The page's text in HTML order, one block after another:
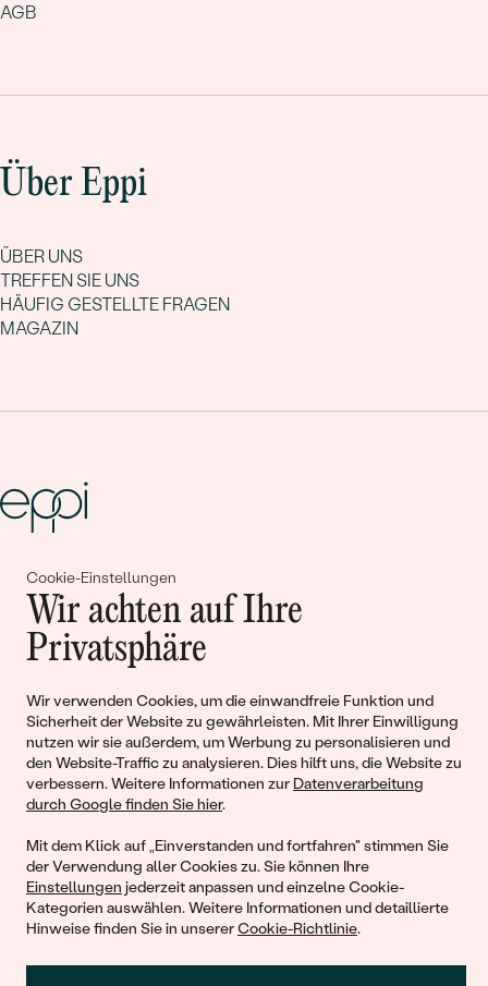
Cookie-Einstellungen
Wir achten auf Ihre
Privatsphäre
Wir verwenden Cookies, um die einwandfreie Funktion und
Sicherheit der Website zu gewährleisten. Mit Ihrer Einwilligung
nutzen wir sie außerdem, um Werbung zu personalisieren und
den Website-Traffic zu analysieren. Dies hilft uns, die Website zu
verbessern. Weitere Informationen zur Datenverarbeitung
durch Google finden Sie hier.
Mit dem Klick auf „Einverstanden und fortfahren" stimmen Sie
der Verwendung aller Cookies zu. Sie können Ihre
Einstellungen jederzeit anpassen und einzelne Cookie-
Kategorien auswählen. Weitere Informationen und detaillierte
Hinweise finden Sie in unsererCookie-Richtlinie.
AGB
Über Eppi
ÜBER UNS
TREFFEN SIE UNS
HÄUFIG GESTELLTE FRAGEN
MAGAZIN
Gemeinsam erschaffen wir
Geschichten von Schönheit und
Liebe
Begleiten Sie uns!